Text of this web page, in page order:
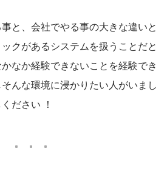
事と、会社でやる事の大きな違いと
クがあるシステムを扱うことだと
なか経験できないことを経験でき
んな環境に浸かりたい人がいまし
ださい ！